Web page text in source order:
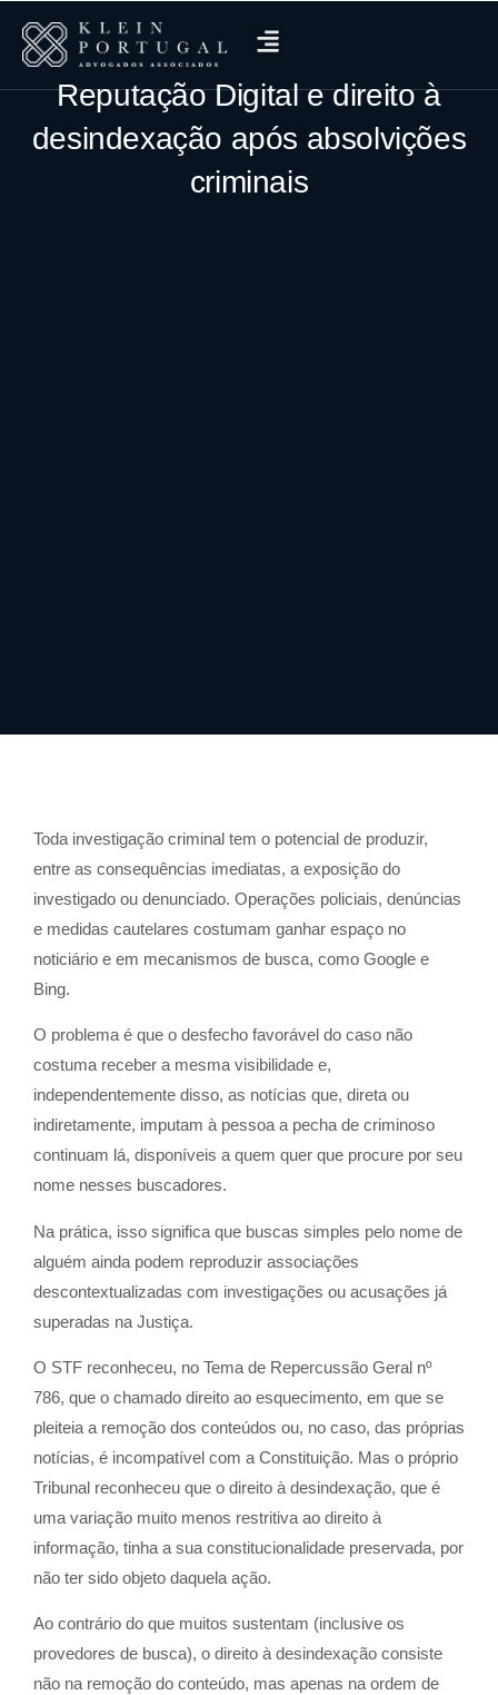
Reputação Digital e direito à
desindexação após absolvições
criminais
Toda investigação criminal tem o potencial de produzir,
entre as consequências imediatas, a exposição do
investigado ou denunciado. Operações policiais, denúncias
e medidas cautelares costumam ganhar espaço no
noticiário e em mecanismos de busca, como Google e
Bing.
O problema é que o desfecho favorável do caso não
costuma receber a mesma visibilidade e,
independentemente disso, as notícias que, direta ou
indiretamente, imputam à pessoa a pecha de criminoso
continuam lá, disponíveis a quem quer que procure por seu
nome nesses buscadores.
Na prática, isso significa que buscas simples pelo nome de
alguém ainda podem reproduzir associações
descontextualizadas com investigações ou acusações já
superadas na Justiça.
O STF reconheceu, no Tema de Repercussão Geral nº
786, que o chamado direito ao esquecimento, em que se
pleiteia a remoção dos conteúdos ou, no caso, das próprias
notícias, é incompatível com a Constituição. Mas o próprio
Tribunal reconheceu que o direito à desindexação, que é
uma variação muito menos restritiva ao direito à
informação, tinha a sua constitucionalidade preservada, por
não ter sido objeto daquela ação.
Ao contrário do que muitos sustentam (inclusive os
provedores de busca), o direito à desindexação consiste
não na remoção do conteúdo, mas apenas na ordem de